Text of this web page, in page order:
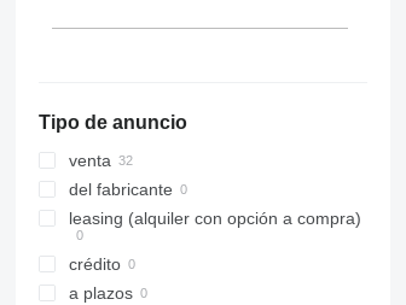
Tipo de anuncio
venta
del fabricante
leasing (alquiler con opción a compra)
crédito
a plazos